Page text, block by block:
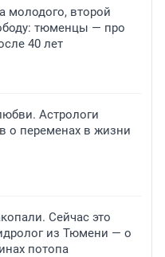
молодого, второй
тюменцы — про
40 лет
Астрологи
о переменах в жизни
Сейчас это
из Тюмени — о
потопа